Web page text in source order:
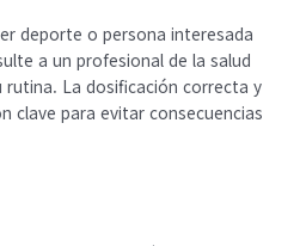
deporte o persona interesada
a un profesional de la salud
La dosificación correcta y
clave para evitar consecuencias